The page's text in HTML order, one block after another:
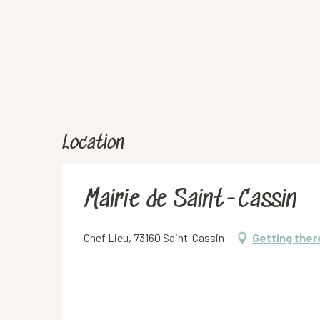
Location
Mairie de Saint-Cassin
Chef Lieu, 73160 Saint-Cassin Getting